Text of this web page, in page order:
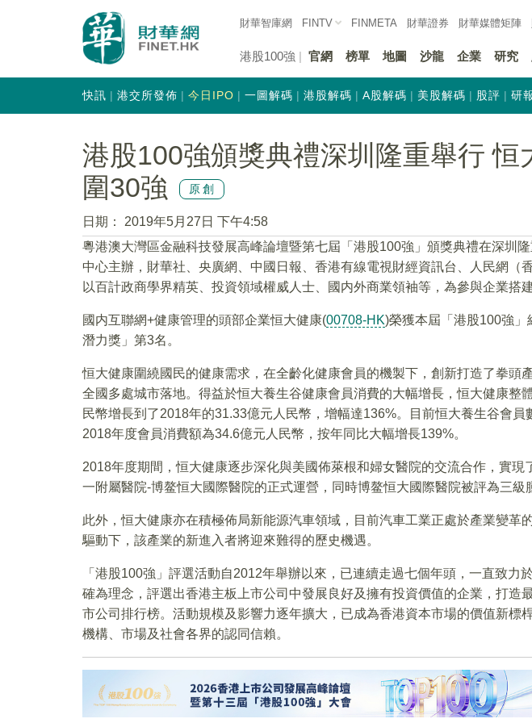
財華智庫網 FINTV FINMETA 財華證券 財華媒體矩陣
港股100強 官網 榜單 地圖 沙龍 企業 研究
快訊 港交所發佈 今日IPO 一圖解碼 港股解碼 A股解碼 美股解碼 股評 研
港股100強頒獎典禮深圳隆重舉行 恒
圍30強
原創
日期：
2019年5月27日 下午4:58
粵港澳大灣區金融科技發展高峰論壇暨第七屆「港股100強」頒獎典禮在深圳
中心主辦，財華社、央廣網、中國日報、香港有線電視財經資訊台、人民網（
以百計政商學界精英、投資領域權威人士、國内外商業領袖等，為參與企業搭
國内互聯網+健康管理的頭部企業恒大健康(00708-HK)榮獲本屆「港股100強
潛力獎」第3名。
恒大健康圍繞國民的健康需求，在全齡化健康會員的機製下，創新打造了拳頭
全國多處城市落地。得益於恒大養生谷健康會員消費的大幅增長，恒大健康整
民幣增長到了2018年的31.33億元人民幣，增幅達136%。目前恒大養生谷會員
2018年度會員消費額為34.6億元人民幣，按年同比大幅增長139%。
2018年度期間，恒大健康逐步深化與美國佈萊根和婦女醫院的交流合作，實現
一附屬醫院-博鳌恒大國際醫院的正式運營，同時博鳌恒大國際醫院被評為三級
此外，恒大健康亦在積極佈局新能源汽車領域，目前汽車工業正處於產業變革
驅動下，該產業的新進入者將迎來難得的歷史機遇。
「港股100強」評選活動自2012年舉辦以來，已連續走過七個年頭，一直致力
確為理念，評選出香港主板上市公司中發展良好及擁有投資價值的企業，打造
市公司排行榜。活動規模及影響力逐年擴大，已成為香港資本市場的價值新標
機構、市場及社會各界的認同信賴。